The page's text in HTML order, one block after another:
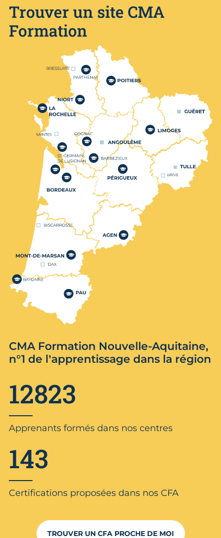
Trouver un site CMA
Formation
Nos centres de formation
CMA Formation Nouvelle-Aquitaine,
n°1 de l’apprentissage dans la région
12823
Apprenants formés dans nos centres
143
Certifications proposées dans nos CFA
TROUVER UN CFA PROCHE DE MOI